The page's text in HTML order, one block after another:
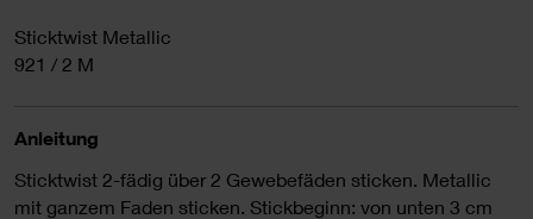
Sticktwist Metallic
921 / 2 M
Anleitung
Sticktwist 2-fädig über 2 Gewebefäden sticken. Metallic
mit ganzem Faden sticken. Stickbeginn: von unten 3 cm